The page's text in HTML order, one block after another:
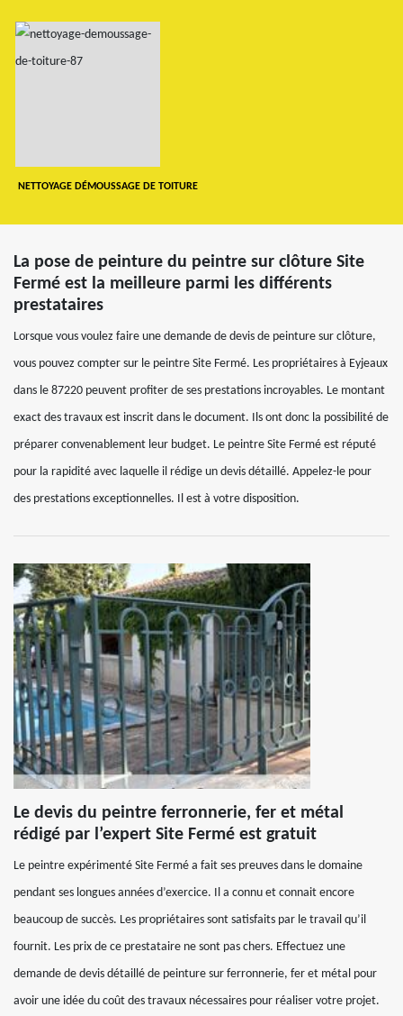
NETTOYAGE DÉMOUSSAGE DE TOITURE
La pose de peinture du peintre sur clôture Site
Fermé est la meilleure parmi les différents
prestataires
Lorsque vous voulez faire une demande de devis de peinture sur clôture,
vous pouvez compter sur le peintre Site Fermé. Les propriétaires à Eyjeaux
dans le 87220 peuvent profiter de ses prestations incroyables. Le montant
exact des travaux est inscrit dans le document. Ils ont donc la possibilité de
préparer convenablement leur budget. Le peintre Site Fermé est réputé
pour la rapidité avec laquelle il rédige un devis détaillé. Appelez-le pour
des prestations exceptionnelles. Il est à votre disposition.
Le devis du peintre ferronnerie, fer et métal
rédigé par l’expert Site Fermé est gratuit
Le peintre expérimenté Site Fermé a fait ses preuves dans le domaine
pendant ses longues années d’exercice. Il a connu et connait encore
beaucoup de succès. Les propriétaires sont satisfaits par le travail qu’il
fournit. Les prix de ce prestataire ne sont pas chers. Effectuez une
demande de devis détaillé de peinture sur ferronnerie, fer et métal pour
avoir une idée du coût des travaux nécessaires pour réaliser votre projet.